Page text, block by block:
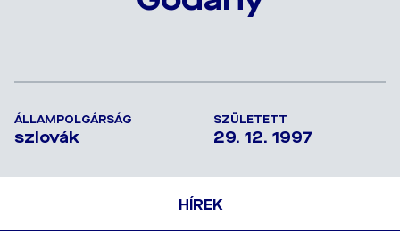
ÁLLAMPOLGÁRSÁG
szlovák
SZÜLETETT
29. 12. 1997
HÍREK